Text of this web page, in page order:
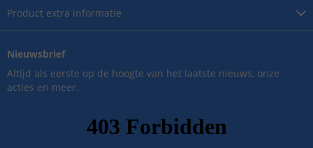
Product extra informatie
Nieuwsbrief
Altijd als eerste op de hoogte van het laatste nieuws, onze
acties en meer.